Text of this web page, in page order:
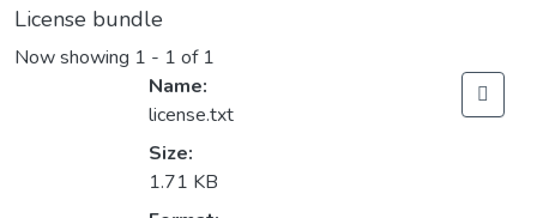
License bundle
Now showing 1 - 1 of 1
Name:
license.txt
Size:
1.71 KB